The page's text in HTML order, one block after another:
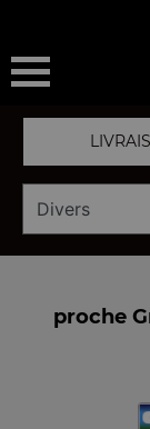
proche